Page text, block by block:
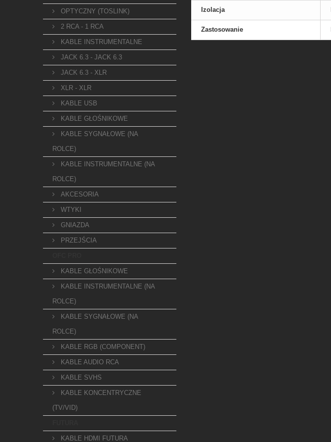
OPTYCZNY (TOSLINK)
2 RCA - 1 RCA
KABLE INSTRUMENTALNE
JACK 6.3 - JACK 6.3
JACK 6.3 - XLR
XLR - XLR
KABLE USB
KABLE GŁOŚNIKOWE
KABLE SYGNAŁOWE (NA
ROLCE)
KABLE INSTRUMENTALNE (NA
ROLCE)
AKCESORIA
WTYKI
GNIAZDA
PRZEJŚCIA
KABLE GŁOŚNIKOWE
KABLE INSTRUMENTALNE (NA
ROLCE)
KABLE SYGNAŁOWE (NA
ROLCE)
KABLE RGB (COMPONENT)
KABLE AUDIO RCA
KABLE SVHS
KABLE KONCENTRYCZNE
(TV/VID)
KABLE HDMI FUTURA
Izolacja
Zastosowanie